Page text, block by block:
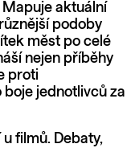
aktuální
podoby
měst po celé
nejen příběhy
proti
jednotlivců za
filmů. Debaty,